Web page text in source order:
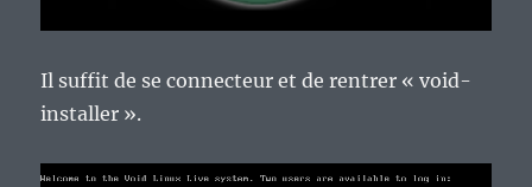
Il suffit de se connecteur et de rentrer « void-
installer ».